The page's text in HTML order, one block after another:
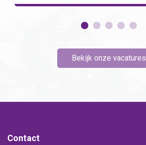
Bekijk onze vacatures
Contact